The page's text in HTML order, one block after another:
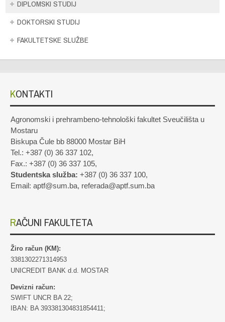
DIPLOMSKI STUDIJ
DOKTORSKI STUDIJ
FAKULTETSKE SLUŽBE
KONTAKTI
Agronomski i prehrambeno-tehnološki fakultet Sveučilišta u
Mostaru
Biskupa Čule bb 88000 Mostar BiH
Tel.: +387 (0) 36 337 102,
Fax.: +387 (0) 36 337 105,
Studentska služba: +387 (0) 36 337 100,
Email: aptf@sum.ba, referada@aptf.sum.ba
RAČUNI FAKULTETA
Žiro račun (KM):
3381302271314953
UNICREDIT BANK d.d. MOSTAR
Devizni račun:
SWIFT UNCR BA 22;
IBAN: BA 393381304831854411;